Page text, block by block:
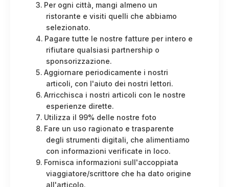
Per ogni città, mangi almeno un
ristorante e visiti quelli che abbiamo
selezionato.
Pagare tutte le nostre fatture per intero e
rifiutare qualsiasi partnership o
sponsorizzazione.
Aggiornare periodicamente i nostri
articoli, con l'aiuto dei nostri lettori.
Arricchisca i nostri articoli con le nostre
esperienze dirette.
Utilizza il 99% delle nostre foto
Fare un uso ragionato e trasparente
degli strumenti digitali, che alimentiamo
con informazioni verificate in loco.
Fornisca informazioni sull'accoppiata
viaggiatore/scrittore che ha dato origine
all'articolo.